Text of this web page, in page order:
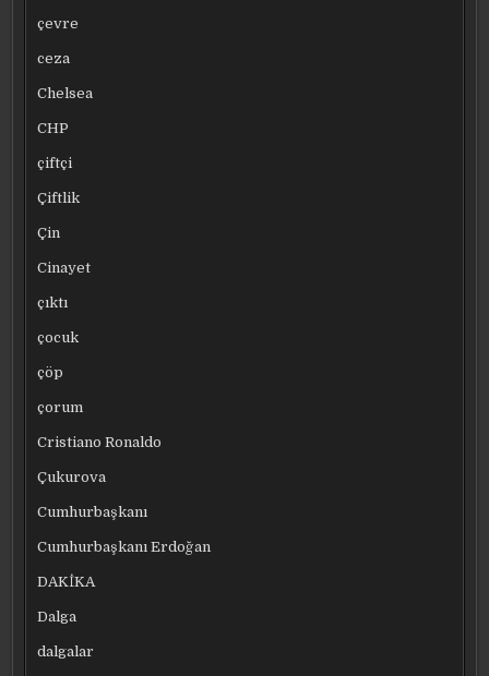
çevre
ceza
Chelsea
CHP
çiftçi
Çiftlik
Çin
Cinayet
çıktı
çocuk
çöp
çorum
Cristiano Ronaldo
Çukurova
Cumhurbaşkanı
Cumhurbaşkanı Erdoğan
DAKİKA
Dalga
dalgalar